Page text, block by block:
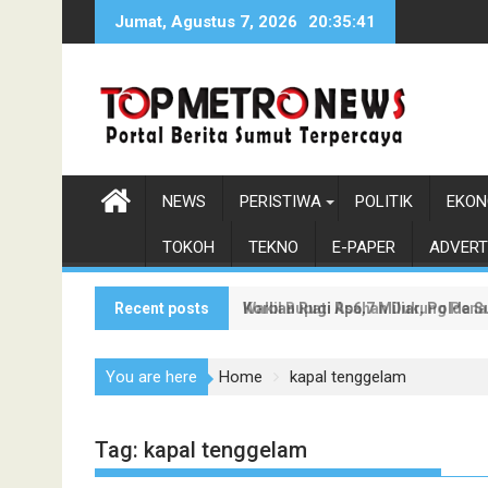
Jumat, Agustus 7, 2026 20:35:43
NEWS PERISTIWA POLITIK
TOKOH TEKNO E-PAPER
Recent posts Korban Rugi Rp6,7 Miliar, Polda
Wakil Bupati Asahan Dukung
You are here Home kapal tenggelam
Tag: kapal tenggelam